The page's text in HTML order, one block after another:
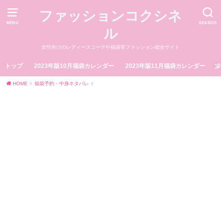
MENU SEARCH
ファッションコクシネ
ル
女性向けのレディースコーデや福袋等ファッション総合サイト
トップ 2023年版10月福袋カレンダー 2023年版11月福袋カレンダー
HOME 福袋予約・中身ネタバレ